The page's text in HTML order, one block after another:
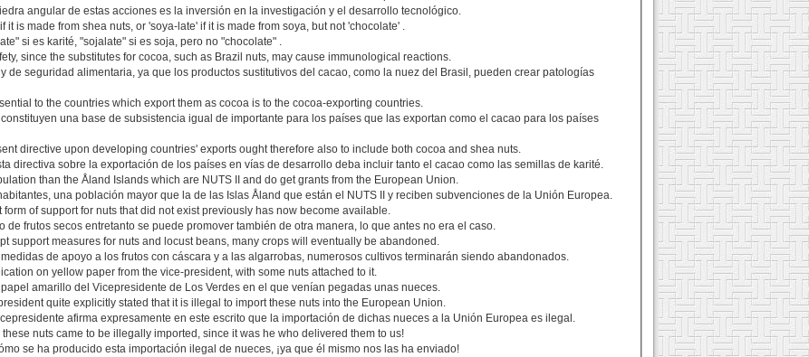
angular de estas acciones es la inversión en la investigación y el desarrollo tecnológico.
is made from shea nuts, or 'soya-late' if it is made from soya, but not 'chocolate' .
si es karité, "sojalate" si es soja, pero no "chocolate" .
since the substitutes for cocoa, such as Brazil nuts, may cause immunological reactions.
de seguridad alimentaria, ya que los productos sustitutivos del cacao, como la nuez del Brasil, pueden crear patologías
to the countries which export them as cocoa is to the cocoa-exporting countries.
una base de subsistencia igual de importante para los países que las exportan como el cacao para los países
directive upon developing countries' exports ought therefore also to include both cocoa and shea nuts.
directiva sobre la exportación de los países en vías de desarrollo deba incluir tanto el cacao como las semillas de karité.
than the Åland Islands which are NUTS II and do get grants from the European Union.
una población mayor que la de las Islas Åland que están el NUTS II y reciben subvenciones de la Unión Europea.
of support for nuts that did not exist previously has now become available.
frutos secos entretanto se puede promover también de otra manera, lo que antes no era el caso.
support measures for nuts and locust beans, many crops will eventually be abandoned.
de apoyo a los frutos con cáscara y a las algarrobas, numerosos cultivos terminarán siendo abandonados.
on yellow paper from the vice-president, with some nuts attached to it.
amarillo del Vicepresidente de Los Verdes en el que venían pegadas unas nueces.
quite explicitly stated that it is illegal to import these nuts into the European Union.
afirma expresamente en este escrito que la importación de dichas nueces a la Unión Europea es ilegal.
nuts came to be illegally imported, since it was he who delivered them to us!
se ha producido esta importación ilegal de nueces, ¡ya que él mismo nos las ha enviado!